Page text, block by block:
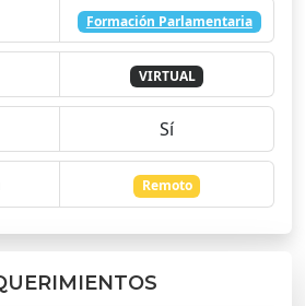
Formación Parlamentaria
VIRTUAL
Sí
Remoto